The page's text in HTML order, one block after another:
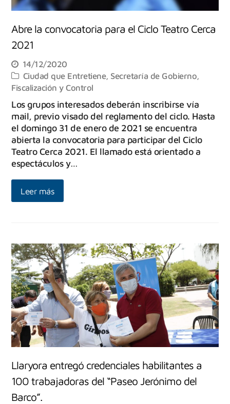
Abre la convocatoria para el Ciclo Teatro Cerca
2021
14/12/2020
Ciudad que Entretiene, Secretaría de Gobierno,
Fiscalización y Control
Los grupos interesados deberán inscribirse vía
mail, previo visado del reglamento del ciclo. Hasta
el domingo 31 de enero de 2021 se encuentra
abierta la convocatoria para participar del Ciclo
Teatro Cerca 2021. El llamado está orientado a
espectáculos y…
Leer más
Llaryora entregó credenciales habilitantes a
100 trabajadoras del “Paseo Jerónimo del
Barco”.